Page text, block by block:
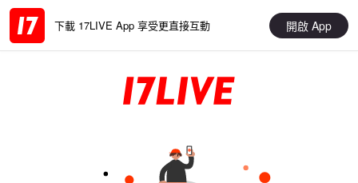
下載 17LIVE App 享受更直接互動 開啟 App